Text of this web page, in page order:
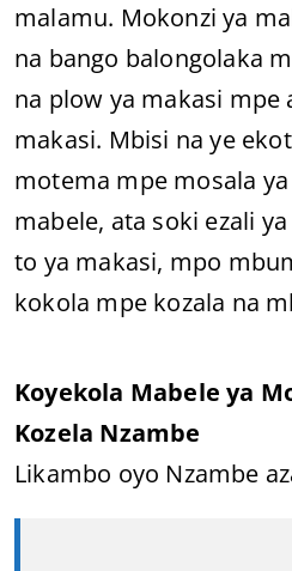
malamu. Mokonzi ya
na bango balongolaka
na plow ya makasi mpe
makasi. Mbisi na ye
motema mpe mosala
mabele, ata soki ezali
to ya makasi, mpo
kokola mpe kozala na
Koyekola Mabele ya
Kozela Nzambe
Likambo oyo Nzambe